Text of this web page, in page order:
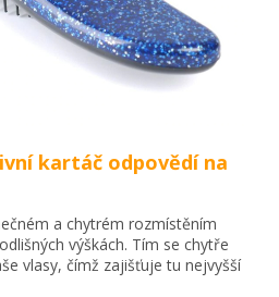
kartáč odpovědí na
a chytrém rozmístěním
výškách. Tím se chytře
vlasy, čímž zajišťuje tu nejvyšší